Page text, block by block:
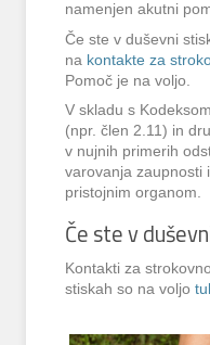
namenjen akutni
Če ste v duševni
na kontakte za
Pomoč je na voljo.
V skladu s
(npr. člen 2.11) in
v nujnih primerih
varovanja zaupnosti
pristojnim organom.
Če ste v
Kontakti za
stiskah so na voljo